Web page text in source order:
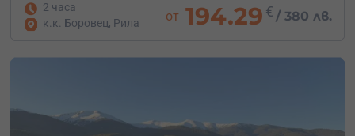
2 часа
к.к. Боровец, Рила
от 194.29 € / 380 лв.